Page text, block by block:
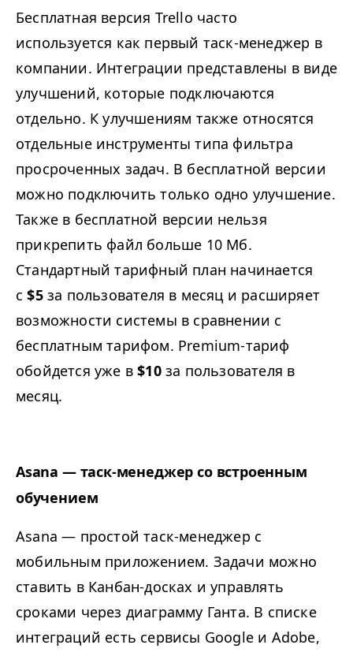
Бесплатная версия Trello часто
используется как первый таск-менеджер в
компании. Интеграции представлены в виде
улучшений, которые подключаются
отдельно. К улучшениям также относятся
отдельные инструменты типа фильтра
просроченных задач. В бесплатной версии
можно подключить только одно улучшение.
Также в бесплатной версии нельзя
прикрепить файл больше 10 Мб.
Стандартный тарифный план начинается
с$5за пользователя в месяц и расширяет
возможности системы в сравнении с
бесплатным тарифом. Premium-тариф
обойдется уже в$10за пользователя в
месяц.
Asana — таск-менеджер со встроенным
обучением
Asana — простой таск-менеджер с
мобильным приложением. Задачи можно
ставить в Канбан-досках и управлять
сроками через диаграмму Ганта. В списке
интеграций есть сервисы Google и Adobe,